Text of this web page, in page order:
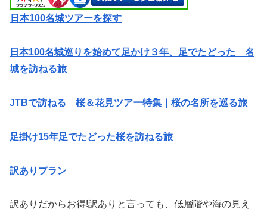
日本100名城ツアーを探す
日本100名城巡りを始めて足かけ３年、足でたどった 名
城を訪ねる旅
JTBで訪ねる 桜＆花見ツアー特集｜桜の名所を巡る旅
足掛け15年足でたどった桜を訪ねる旅
訳ありプラン
訳ありだからお得!訳ありと言っても、低層階や海の見え